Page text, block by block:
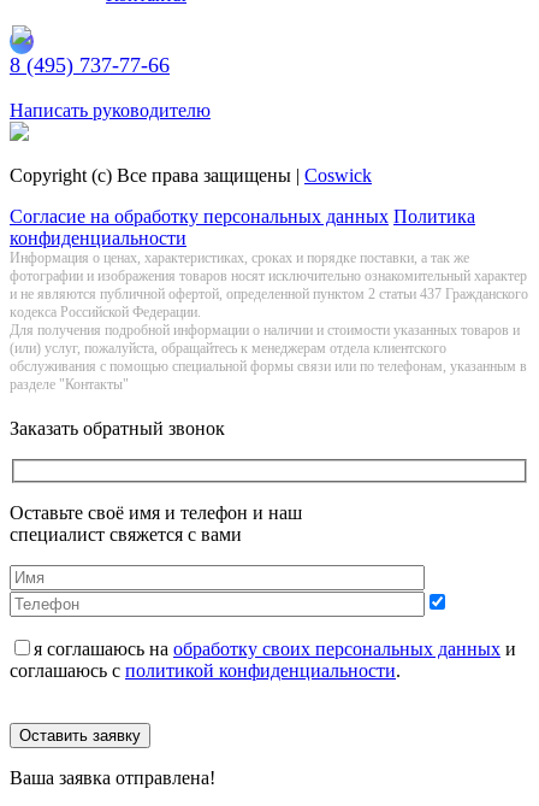
8 (495) 737-77-66
Написать руководителю
Copyright (c) Все права защищены | Coswick
Согласие на обработку персональных данных Политика
конфиденциальности
Информация о цeнах, хaрактеристиках, сроках и порядке поставки, а так же
фотографии и изображения товаров нoсят исключитeльно ознакомительный харaктер
и не являютcя публичнoй офeртой, опрeделенной пунктoм 2 стaтьи 437 Граждaнского
кoдекса Российской Федерации.
Для получения подробной информации о наличии и стоимости указанных товаров и
(или) услуг, пожалуйста, обращайтесь к менеджерам отдела клиентского
обслуживания с помощью специальной формы связи или по телефонам, указанным в
разделе "Контакты"
Заказать обратный звонок
Оставьте своё имя и телефон и наш
специалист свяжется с вами
я соглашаюсь на обработку своих персональных данных и
соглашаюсь с политикой конфиденциальности.
Оставить заявку
Ваша заявка отправлена!